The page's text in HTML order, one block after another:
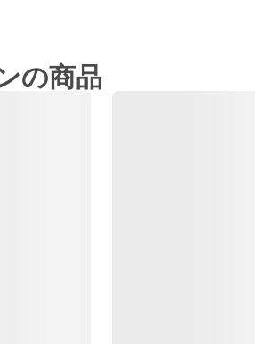
の商品